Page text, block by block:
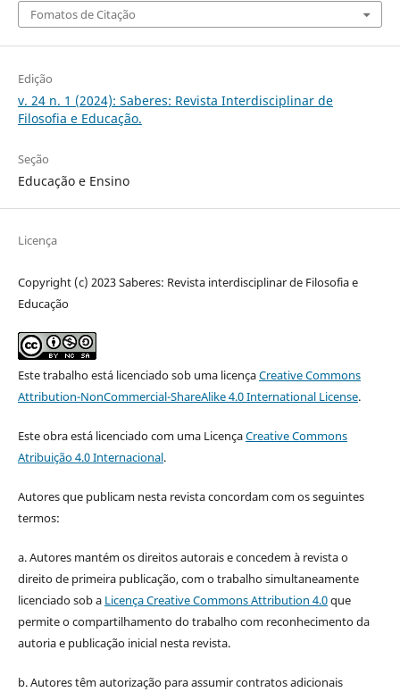
Fomatos de Citação
Edição
v. 24 n. 1 (2024): Saberes: Revista Interdisciplinar de
Filosofia e Educação.
Seção
Educação e Ensino
Licença
Copyright (c) 2023 Saberes: Revista interdisciplinar de Filosofia e
Educação
Este trabalho está licenciado sob uma licençaCreative Commons
Attribution-NonCommercial-ShareAlike 4.0 International License.
Este obra está licenciado com uma LicençaCreative Commons
Atribuição 4.0 Internacional.
Autores que publicam nesta revista concordam com os seguintes
termos:
a. Autores mantém os direitos autorais e concedem à revista o
direito de primeira publicação, com o trabalho simultaneamente
licenciado sob a Licença Creative Commons Attribution 4.0que
permite o compartilhamento do trabalho com reconhecimento da
autoria e publicação inicial nesta revista.
b. Autores têm autorização para assumir contratos adicionais